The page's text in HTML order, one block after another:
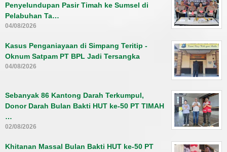
Penyelundupan Pasir Timah ke Sumsel di
Pelabuhan Ta…
04/08/2026
Kasus Penganiayaan di Simpang Teritip -
Oknum Satpam PT BPL Jadi Tersangka
04/08/2026
Sebanyak 86 Kantong Darah Terkumpul,
Donor Darah Bulan Bakti HUT ke-50 PT TIMAH
…
02/08/2026
Khitanan Massal Bulan Bakti HUT ke-50 PT